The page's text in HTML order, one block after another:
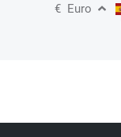
€ Euro